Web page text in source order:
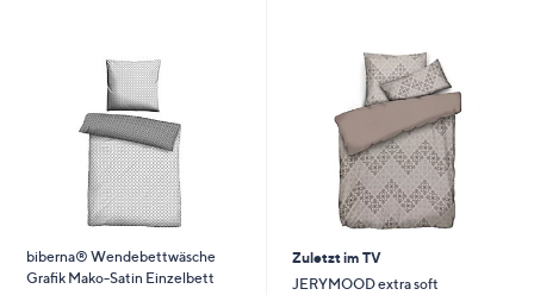
biberna® Wendebettwäsche
Grafik Mako-Satin Einzelbett
Zuletzt im TV
JERYMOOD extra soft